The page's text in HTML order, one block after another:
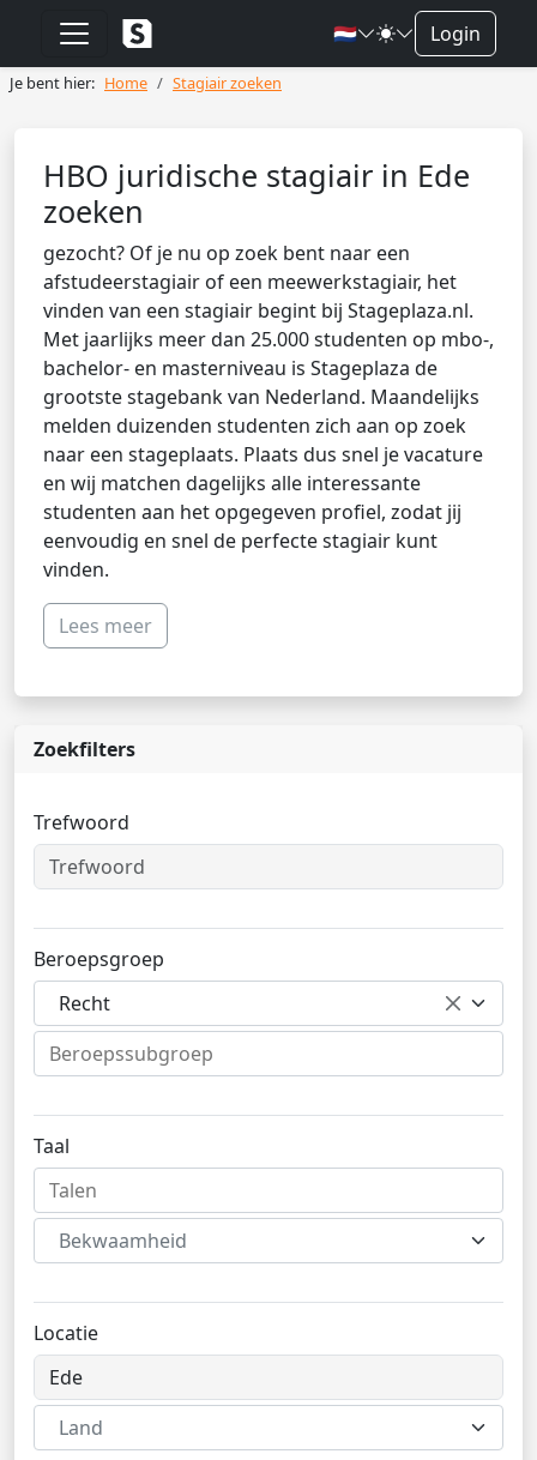
🇳🇱 Login
Je bent hier: Home Stagiair zoeken
HBO juridische stagiair in Ede
zoeken
gezocht? Of je nu op zoek bent naar een
afstudeerstagiair of een meewerkstagiair, het
vinden van een stagiair begint bij Stageplaza.nl.
Met jaarlijks meer dan 25.000 studenten op mbo-,
bachelor- en masterniveau is Stageplaza de
grootste stagebank van Nederland. Maandelijks
melden duizenden studenten zich aan op zoek
naar een stageplaats. Plaats dus snel je vacature
en wij matchen dagelijks alle interessante
studenten aan het opgegeven profiel, zodat jij
eenvoudig en snel de perfecte stagiair kunt
vinden.
Lees meer
Zoekfilters
Trefwoord
Beroepsgroep
Recht
Taal
Bekwaamheid
Locatie
Land